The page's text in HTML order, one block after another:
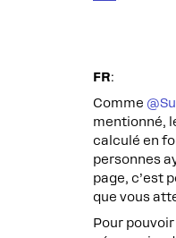
FR:
Comme ​
mentionné,
calculé en
personnes
page, c’est
que vous
Pour